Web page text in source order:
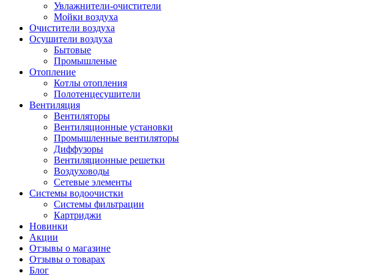
Увлажнители-очистители
Мойки воздуха
Очистители воздуха
Осушители воздуха
Бытовые
Промышленые
Отопление
Котлы отопления
Полотенцесушители
Вентиляция
Вентиляторы
Вентиляционные установки
Промышленные вентиляторы
Диффузоры
Вентиляционные решетки
Воздуховоды
Сетевые элементы
Системы водоочистки
Системы фильтрации
Картриджи
Новинки
Акции
Отзывы о магазине
Отзывы о товарах
Блог